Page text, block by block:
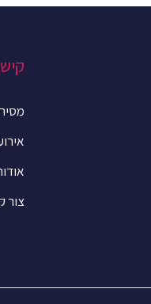
צור